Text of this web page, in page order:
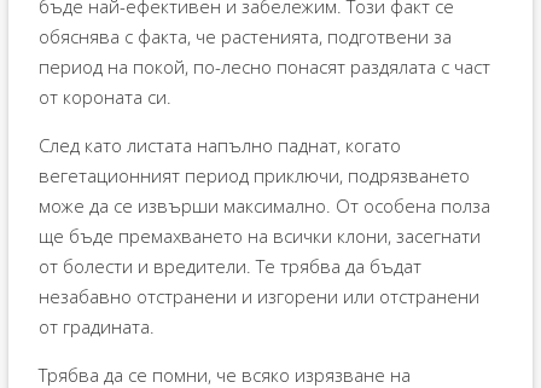
бъде най-ефективен и забележим. Този факт се
обяснява с факта, че растенията, подготвени за
период на покой, по-лесно понасят раздялата с част
от короната си.
След като листата напълно паднат, когато
вегетационният период приключи, подрязването
може да се извърши максимално. От особена полза
ще бъде премахването на всички клони, засегнати
от болести и вредители. Те трябва да бъдат
незабавно отстранени и изгорени или отстранени
от градината.
Трябва да се помни, че всяко изрязване на